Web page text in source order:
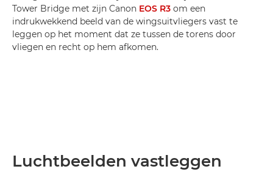
Tower Bridge met zijn Canon EOS R3 om een
indrukwekkend beeld van de wingsuitvliegers vast te
leggen op het moment dat ze tussen de torens door
vliegen en recht op hem afkomen.
Luchtbeelden vastleggen